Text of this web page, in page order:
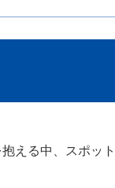
える中、スポッ